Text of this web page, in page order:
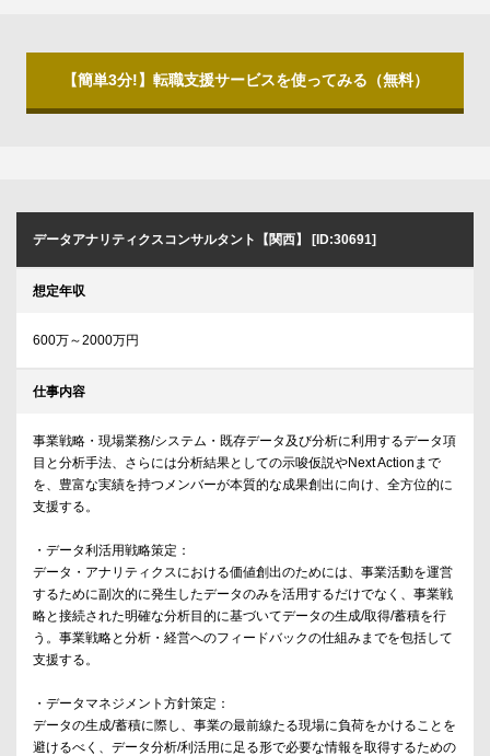
【簡単3分!】転職支援サービスを使ってみる（無料）
データアナリティクスコンサルタント【関西】 [ID:30691]
想定年収
600万～2000万円
仕事内容
事業戦略・現場業務/システム・既存データ及び分析に利用するデータ項
目と分析手法、さらには分析結果としての示唆仮説やNext Actionまで
を、豊富な実績を持つメンバーが本質的な成果創出に向け、全方位的に
支援する。
・データ利活用戦略策定：
データ・アナリティクスにおける価値創出のためには、事業活動を運営
するために副次的に発生したデータのみを活用するだけでなく、事業戦
略と接続された明確な分析目的に基づいてデータの生成/取得/蓄積を行
う。事業戦略と分析・経営へのフィードバックの仕組みまでを包括して
支援する。
・データマネジメント方針策定：
データの生成/蓄積に際し、事業の最前線たる現場に負荷をかけることを
避けるべく、データ分析/利活用に足る形で必要な情報を取得するための